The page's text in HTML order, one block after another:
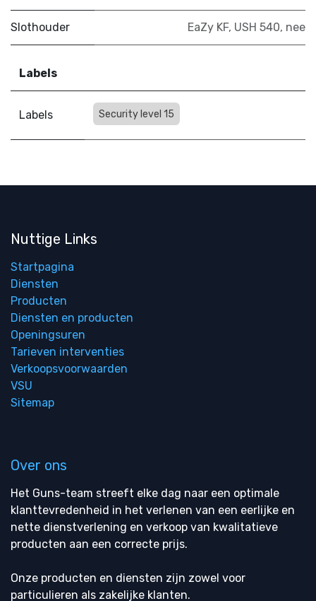
Slothouder EaZy KF, USH 540, nee
Labels
Labels Security level 15
Nuttige Links
Startpagina
Diensten
Producten
Diensten en producten
Openingsuren
Tarieven interventies
Verkoopsvoorwaarden
VSU
Sitemap
Over ons
Het Guns-team streeft elke dag naar een optimale
klanttevredenheid in het verlenen van een eerlijke en
nette dienstverlening en verkoop van kwalitatieve
producten aan een correcte prijs.
Onze producten en diensten zijn zowel voor
particulieren als zakelijke klanten.